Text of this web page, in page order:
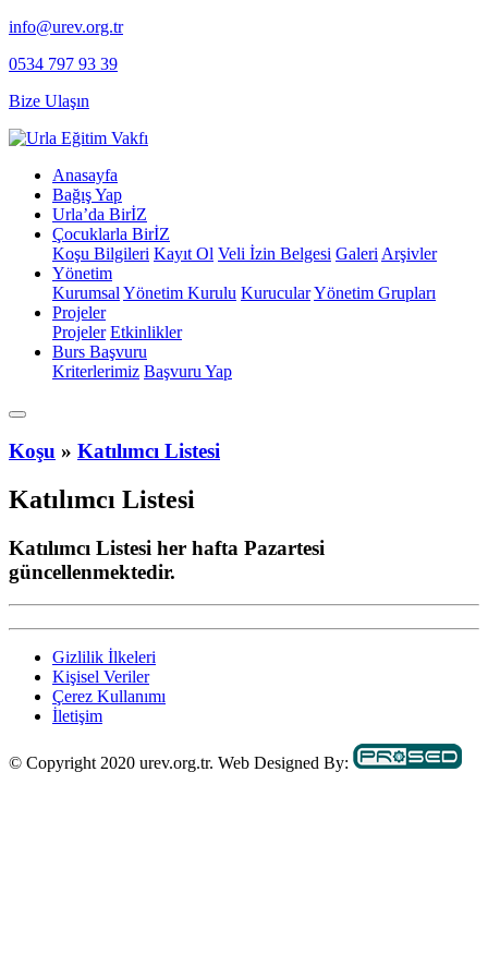
info@urev.org.tr
0534 797 93 39
Bize Ulaşın
Anasayfa
Bağış Yap
Urla’da BirİZ
Çocuklarla BirİZ
Koşu Bilgileri Kayıt Ol ⁠Veli İzin Belgesi Galeri Arşivler
Yönetim
Kurumsal Yönetim Kurulu KurucularYönetim Grupları
Projeler
Projeler Etkinlikler
Burs Başvuru
Kriterlerimiz Başvuru Yap
Koşu » Katılımcı Listesi
Katılımcı Listesi
Katılımcı Listesi her hafta Pazartesi
güncellenmektedir.
Gizlilik İlkeleri
Kişisel Veriler
Çerez Kullanımı
İletişim
© Copyright 2020 urev.org.tr. Web Designed By: